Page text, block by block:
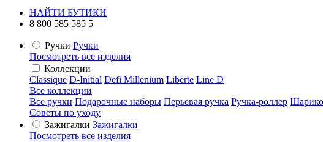
НАЙТИ БУТИКИ
8 800 585 585 5
Ручки Ручки
Посмотреть все изделия
Коллекции
Classique D-Initial Defi Millenium Liberte Line D
Все коллекции
Все ручки Подарочные наборы Перьевая ручка Ручка-роллер
Советы по уходу
Зажигалки Зажигалки
Посмотреть все изделия